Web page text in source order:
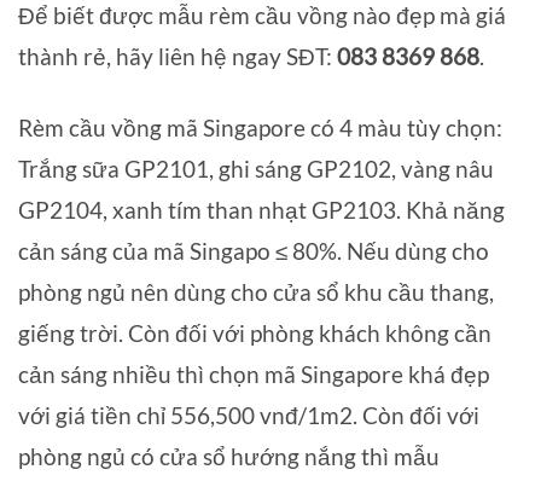
Để biết được mẫu rèm cầu vồng nào đẹp mà giá
thành rẻ, hãy liên hệ ngay SĐT: 083 8369 868.
Rèm cầu vồng mã Singapore có 4 màu tùy chọn:
Trắng sữa GP2101, ghi sáng GP2102, vàng nâu
GP2104, xanh tím than nhạt GP2103. Khả năng
cản sáng của mã Singapo ≤ 80%. Nếu dùng cho
phòng ngủ nên dùng cho cửa sổ khu cầu thang,
giếng trời. Còn đối với phòng khách không cần
cản sáng nhiều thì chọn mã Singapore khá đẹp
với giá tiền chỉ 556,500 vnđ/1m2. Còn đối với
phòng ngủ có cửa sổ hướng nắng thì mẫu